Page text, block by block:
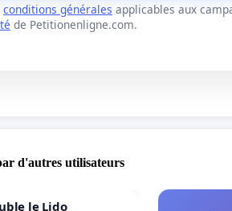
conditions générales applicables aux
de Petitionenligne.com.
d'autres utilisateurs
le Lido